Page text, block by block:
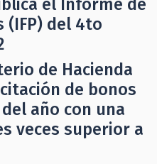
el Informe de
(IFP) del 4to
de Hacienda
de bonos
año con una
veces superior a